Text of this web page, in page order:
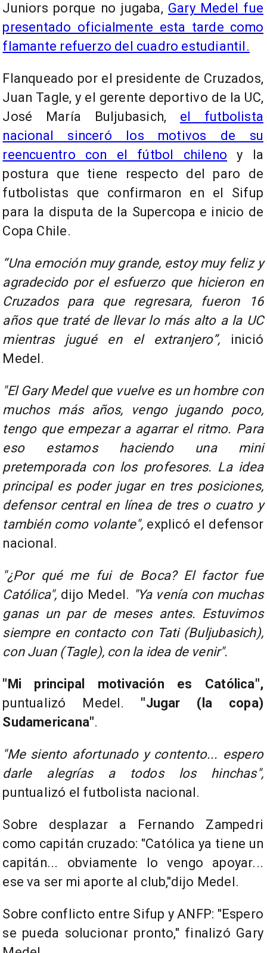
Juniors porque no jugaba, Gary Medel fue
presentado oficialmente esta tarde como
flamante refuerzo del cuadro estudiantil.
Flanqueado por el presidente de Cruzados,
Juan Tagle, y el gerente deportivo de la UC,
José María Buljubasich, el futbolista
nacional sinceró los motivos de su
reencuentro con el fútbol chileno y la
postura que tiene respecto del paro de
futbolistas que confirmaron en el Sifup
para la disputa de la Supercopa e inicio de
Copa Chile.
“Una emoción muy grande, estoy muy feliz y
agradecido por el esfuerzo que hicieron en
Cruzados para que regresara, fueron 16
años que traté de llevar lo más alto a la UC
mientras jugué en el extranjero”, inició
Medel.
"El Gary Medel que vuelve es un hombre con
muchos más años, vengo jugando poco,
tengo que empezar a agarrar el ritmo. Para
eso estamos haciendo una mini
pretemporada con los profesores. La idea
principal es poder jugar en tres posiciones,
defensor central en línea de tres o cuatro y
también como volante", explicó el defensor
nacional.
"¿Por qué me fui de Boca? El factor fue
Católica", dijo Medel. "Ya venía con muchas
ganas un par de meses antes. Estuvimos
siempre en contacto con Tati (Buljubasich),
con Juan (Tagle), con la idea de venir".
"Mi principal motivación es Católica",
puntualizó Medel. "Jugar (la copa)
Sudamericana".
"Me siento afortunado y contento... espero
darle alegrías a todos los hinchas",
puntualizó el futbolista nacional.
Sobre desplazar a Fernando Zampedri
como capitán cruzado: Católica ya tiene un
capitán... obviamente lo vengo apoyar...
ese va ser mi aporte al club, dijo Medel.
Sobre conflicto entre Sifup y ANFP: "Espero
se pueda solucionar pronto," finalizó Gary